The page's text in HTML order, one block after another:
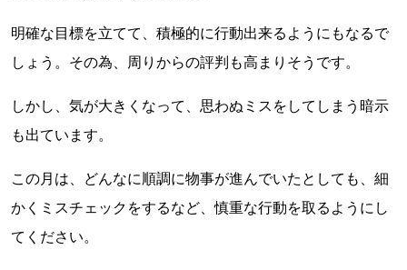
明確な目標を立てて、積極的に行動出来るようにもなるで
しょう。その為、周りからの評判も高まりそうです。
しかし、気が大きくなって、思わぬミスをしてしまう暗示
も出ています。
この月は、どんなに順調に物事が進んでいたとしても、細
かくミスチェックをするなど、慎重な行動を取るようにし
てください。